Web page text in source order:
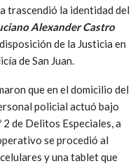
trascendió la identidad del
Alexander Castro
de la Justicia en
de San Juan.
que en el domicilio del
policial actuó bajo
2 de Delitos Especiales, a
se procedió al
y una tablet que